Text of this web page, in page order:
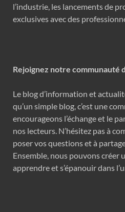
l’industrie, les lancements de
exclusives avec des
Rejoignez notre communauté
Le blog d’information et
qu’un simple blog, c’est une
encourageons l’échange et le
nos lecteurs. N’hésitez pas à
poser vos questions et à
Ensemble, nous pouvons créer
apprendre et s’épanouir dans